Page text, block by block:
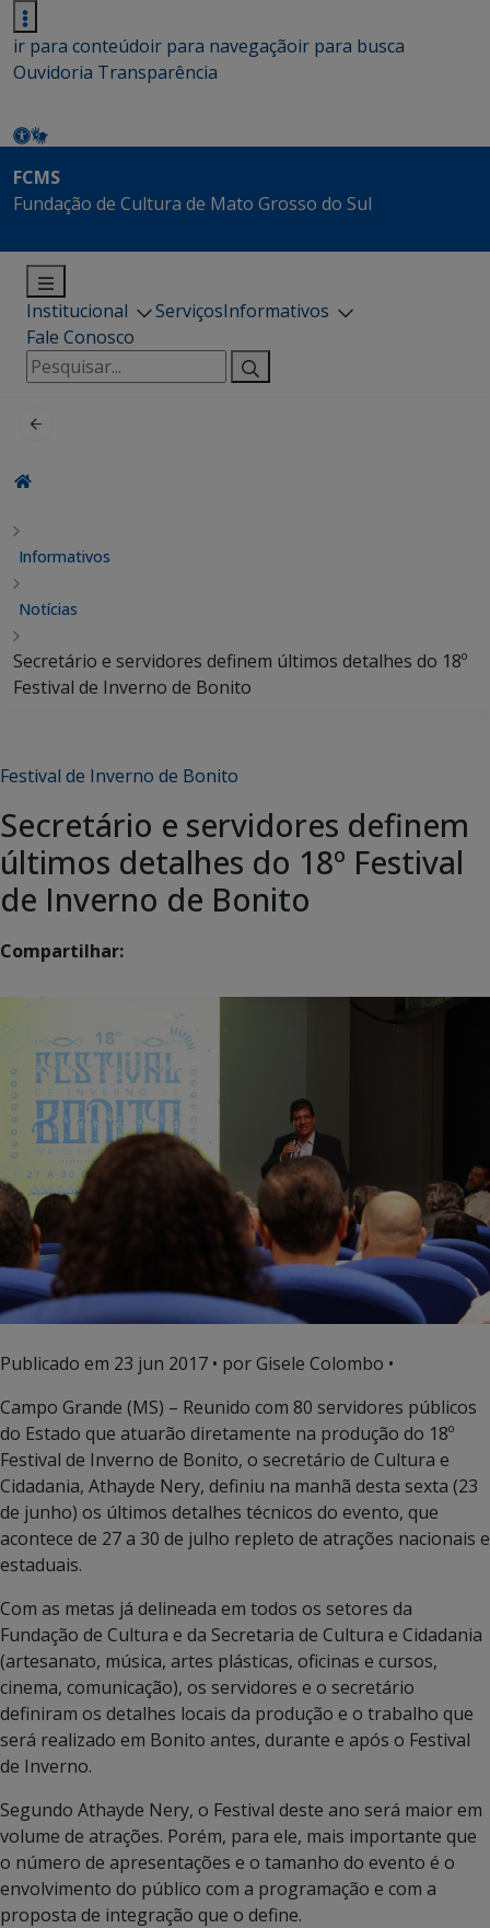
ir para conteúdoir para navegaçãoir para busca
Ouvidoria Transparência
FCMS
Fundação de Cultura de Mato Grosso do Sul
Institucional ServiçosInformativos
Fale Conosco
Pesquisar
por:
Informativos
Notícias
Secretário e servidores definem últimos detalhes do 18º
Festival de Inverno de Bonito
Festival de Inverno de Bonito
Secretário e servidores definem
últimos detalhes do 18º Festival
de Inverno de Bonito
Compartilhar:
Publicado em 23 jun 2017 • por Gisele Colombo •
Campo Grande (MS) – Reunido com 80 servidores públicos
do Estado que atuarão diretamente na produção do 18º
Festival de Inverno de Bonito, o secretário de Cultura e
Cidadania, Athayde Nery, definiu na manhã desta sexta (23
de junho) os últimos detalhes técnicos do evento, que
acontece de 27 a 30 de julho repleto de atrações nacionais e
estaduais.
Com as metas já delineada em todos os setores da
Fundação de Cultura e da Secretaria de Cultura e Cidadania
(artesanato, música, artes plásticas, oficinas e cursos,
cinema, comunicação), os servidores e o secretário
definiram os detalhes locais da produção e o trabalho que
será realizado em Bonito antes, durante e após o Festival
de Inverno.
Segundo Athayde Nery, o Festival deste ano será maior em
volume de atrações. Porém, para ele, mais importante que
o número de apresentações e o tamanho do evento é o
envolvimento do público com a programação e com a
proposta de integração que o define.